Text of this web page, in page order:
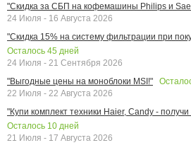
"Скидка за СБП на кофемашины Philips и
24 Июля - 16 Августа 2026
"Скидка 15% на систему фильтрации при
Осталось 45 дней
24 Июля - 21 Сентября 2026
"Выгодные цены на моноблоки MSI!"
22 Июля - 22 Августа 2026
"Купи комплект техники Haier, Candy - получи
Осталось 10 дней
21 Июля - 17 Августа 2026